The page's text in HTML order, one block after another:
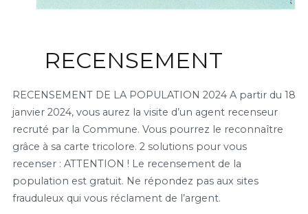
RECENSEMENT
RECENSEMENT DE LA POPULATION 2024 A partir du 18
janvier 2024, vous aurez la visite d’un agent recenseur
recruté par la Commune. Vous pourrez le reconnaître
grâce à sa carte tricolore. 2 solutions pour vous
recenser : ATTENTION ! Le recensement de la
population est gratuit. Ne répondez pas aux sites
frauduleux qui vous réclament de l’argent.